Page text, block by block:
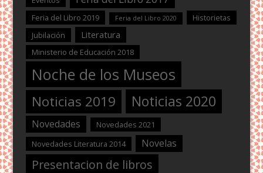
Feria del Libro 2019 Feria del Libro 2020
Historietas
Jubilación
Literatura
Ministerio de Educación 2018
Noche de los Museos
Noticias 2019 Noticias 2020
Novedades
Novedades 2021
Novedades Literatura 2014
Novelas
Presentacion de libros